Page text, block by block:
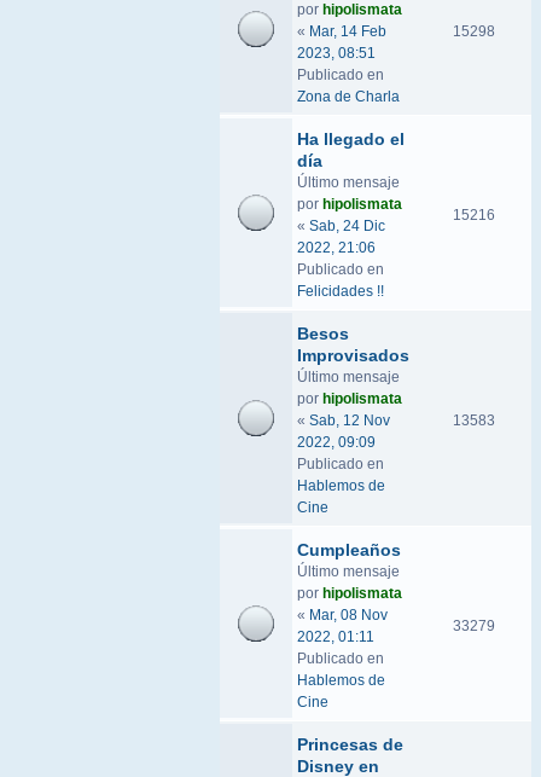
por hipolismata
« Mar, 14 Feb
2023, 08:51
Publicado en
Zona de Charla
15298
Ha llegado el
día
Último mensaje
por hipolismata
« Sab, 24 Dic
2022, 21:06
Publicado en
Felicidades !!
15216
Besos
Improvisados
Último mensaje
por hipolismata
« Sab, 12 Nov
2022, 09:09
Publicado en
Hablemos de
Cine
13583
Cumpleaños
Último mensaje
por hipolismata
« Mar, 08 Nov
2022, 01:11
Publicado en
Hablemos de
Cine
33279
Princesas de
Disney en